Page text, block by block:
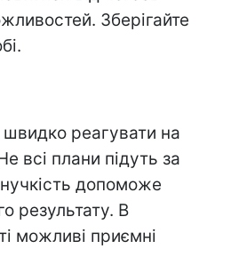
Зберігайте
реагувати на
всі плани підуть за
допоможе
результату. В
можливі приємні